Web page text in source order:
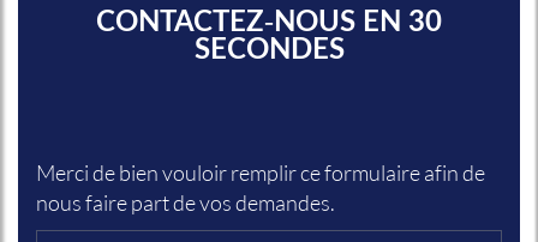
CONTACTEZ-NOUS EN 30
SECONDES
Merci de bien vouloir remplir ce formulaire afin de
nous faire part de vos demandes.